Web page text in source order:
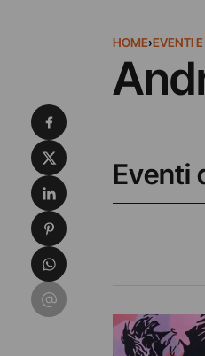
HOME›EVENTI
Eventi
Condividi su
Condividi su X
Condividi su
Condividi su Pinterest
Condividi su
Condividi su Email